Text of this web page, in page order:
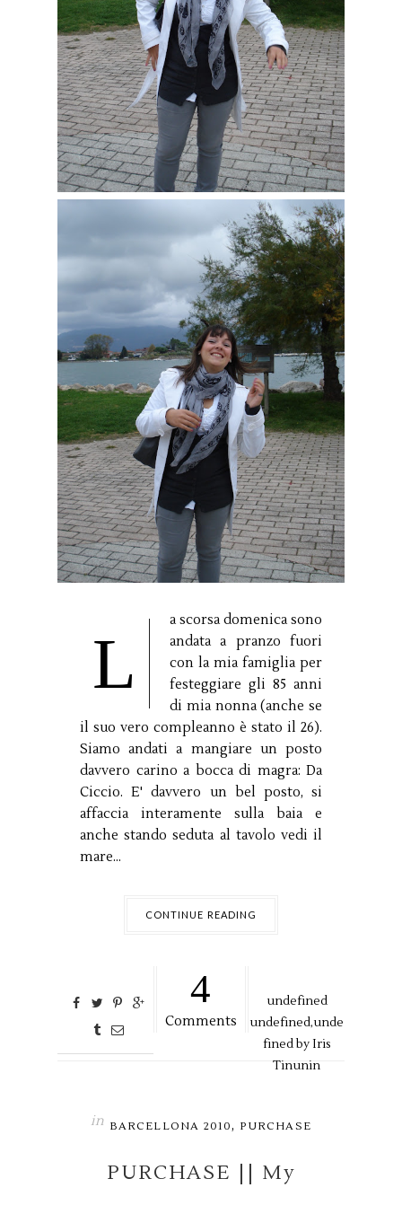
L
a scorsa domenica sono
andata a pranzo fuori
con la mia famiglia per
festeggiare gli 85 anni
di mia nonna (anche se
il suo vero compleanno è stato il 26).
Siamo andati a mangiare un posto
davvero carino a bocca di magra: Da
Ciccio. E' davvero un bel posto, si
affaccia interamente sulla baia e
anche stando seduta al tavolo vedi il
mare...
CONTINUE READING
4
Comments
undefined
undefined,unde
fined byIris
Tinunin
in BARCELLONA 2010, PURCHASE
PURCHASE || My